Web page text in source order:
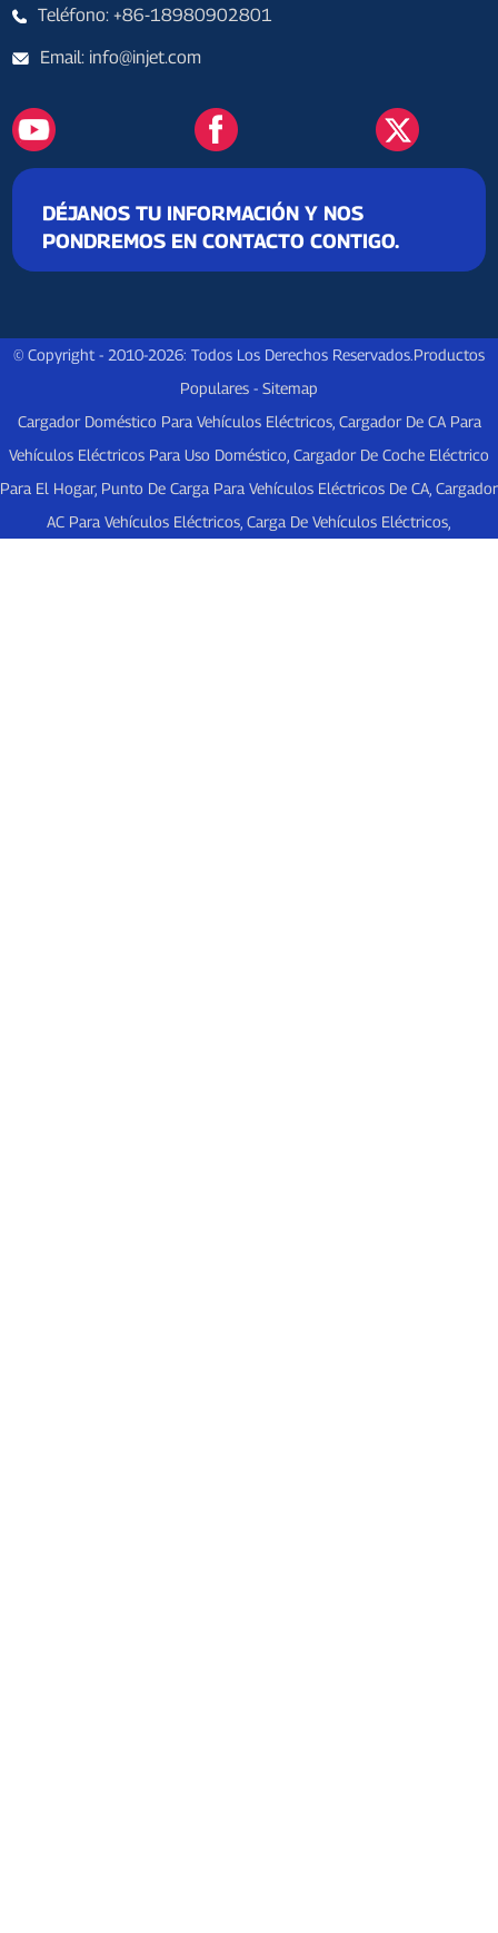
Teléfono: +86-18980902801
Email: info@injet.com
DÉJANOS TU INFORMACIÓN Y NOS
PONDREMOS EN CONTACTO CONTIGO.
© Copyright - 2010-2026: Todos Los Derechos Reservados.Productos
Populares - Sitemap
Cargador Doméstico Para Vehículos Eléctricos, Cargador De CA Para
Vehículos Eléctricos Para Uso Doméstico Cargador De Coche Eléctrico
Para El Hogar, Punto De Carga Para Vehículos Eléctricos De CA Cargador
AC Para Vehículos Eléctricos Carga De Vehículos Eléctricos